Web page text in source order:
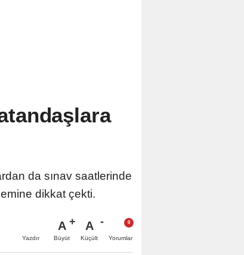
da sınav saatlerinde
dikkat çekti.
Yazdır
A
Büyüt
A
Küçült Yorumlar